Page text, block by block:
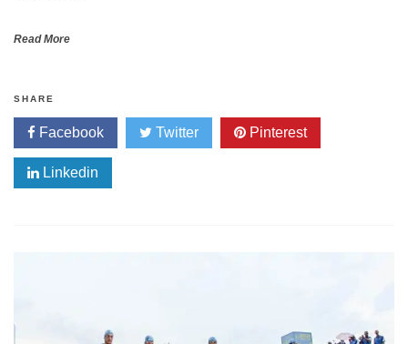
Read More
SHARE
Facebook Twitter Pinterest
Linkedin